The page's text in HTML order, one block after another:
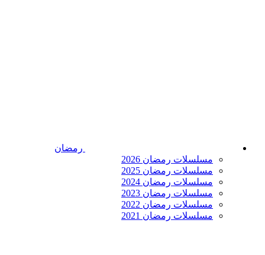
رمضان
مسلسلات رمضان 2026
مسلسلات رمضان 2025
مسلسلات رمضان 2024
مسلسلات رمضان 2023
مسلسلات رمضان 2022
مسلسلات رمضان 2021